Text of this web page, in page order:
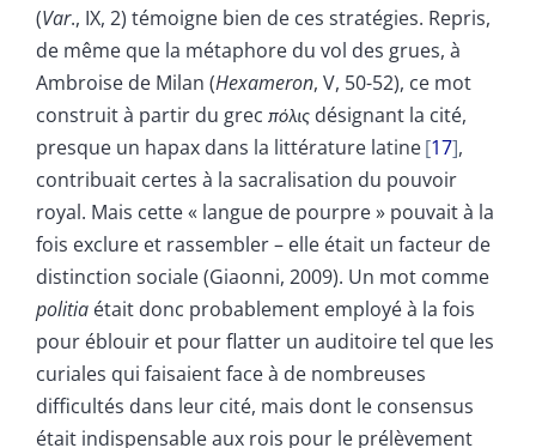
(Var., IX, 2) témoigne bien de ces stratégies. Repris,
de même que la métaphore du vol des grues, à
Ambroise de Milan (Hexameron, V, 50-52), ce mot
construit à partir du grec πόλις désignant la cité,
presque un hapax dans la littérature latine 17 ,
contribuait certes à la sacralisation du pouvoir
royal. Mais cette « langue de pourpre » pouvait à la
fois exclure et rassembler – elle était un facteur de
distinction sociale (Giaonni, 2009). Un mot comme
politia était donc probablement employé à la fois
pour éblouir et pour flatter un auditoire tel que les
curiales qui faisaient face à de nombreuses
difficultés dans leur cité, mais dont le consensus
était indispensable aux rois pour le prélèvement